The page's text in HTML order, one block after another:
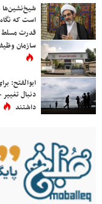
شیخ‌نشین‌ها
است که
قدرت
سازمان
ابوالفتح:
دنبال
داشتند